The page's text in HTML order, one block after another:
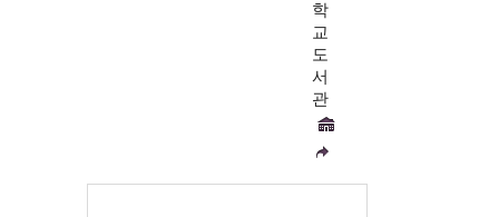
학
교
도
서
관